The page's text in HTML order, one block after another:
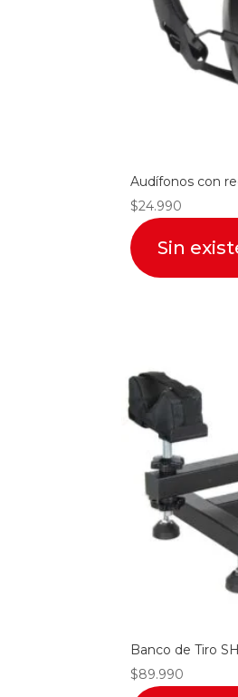
Audífonos con
$24.990
Sin
Banco de Tiro
$89.990